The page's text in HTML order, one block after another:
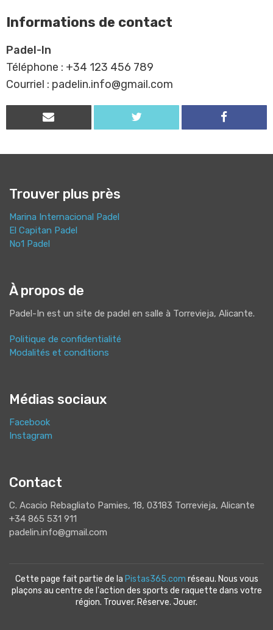
Informations de contact
Padel-In
Téléphone : +34 123 456 789
Courriel : padelin.info@gmail.com
Trouver plus près
Marina Internacional Padel
El Capitan Padel
No1 Padel
À propos de
Padel-In est un site de padel en salle à Torrevieja, Alicante.
Politique de confidentialité
Modalités et conditions
Médias sociaux
Facebook
Instagram
Contact
C. Acacio Rebagliato Pamies, 18, 03183 Torrevieja, Alicante
+34 865 531 911
padelin.info@gmail.com
Cette page fait partie de la Pistas365.com réseau. Nous vous
plaçons au centre de l'action des sports de raquette dans votre
région. Trouver. Réserve. Jouer.